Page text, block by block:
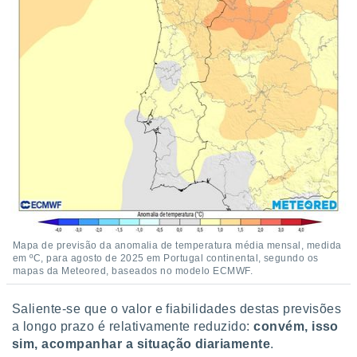
de
1199
Mapa de previsão da anomalia de temperatura média mensal, medida
em ºC, para agosto de 2025 em Portugal continental, segundo os
mapas da Meteored, baseados no modelo ECMWF.
Saliente-se que o valor e fiabilidades destas previsões
a longo prazo é relativamente reduzido:convém, isso
sim, acompanhar a situação diariamente.